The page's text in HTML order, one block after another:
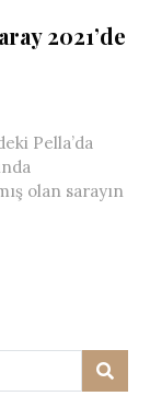
2021’de
Pella’da
olan sarayın